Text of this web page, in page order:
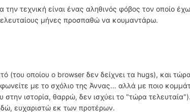
την τεχνική είναι ένας αληθινός φόβος τον οποίο
μήνες προσπαθώ να κουμαντάρω.
(του οποίου o browser δεν δείχνει τα hugs), και
με το σχόλιο της Άννας... αλλά με ποιο
στην ιστορία, θαρρώ, δεν ισχύει το "τώρα
ευχαριστώ εκ των προτέρων.